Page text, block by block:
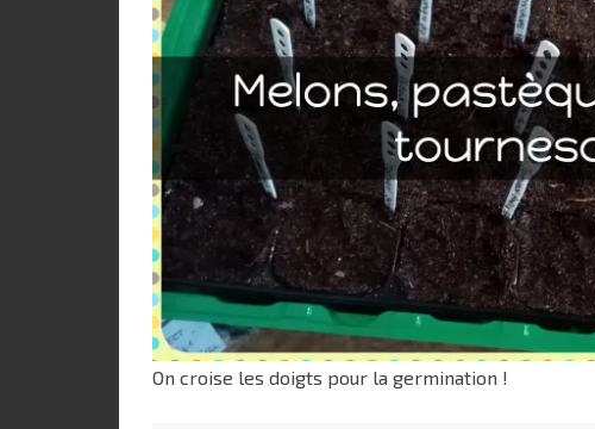
On croise les doigts pour la germination !